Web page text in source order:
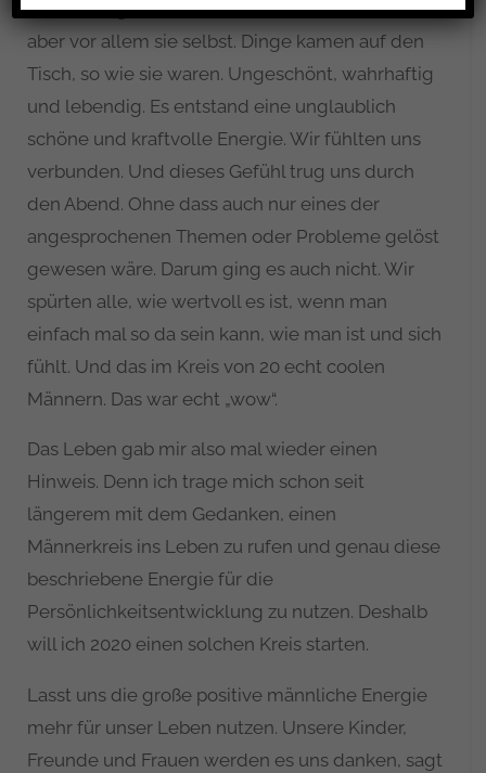
absolut ungewöhnlich war. Das berührte mich,
aber vor allem sie selbst. Dinge kamen auf den
Tisch, so wie sie waren. Ungeschönt, wahrhaftig
und lebendig. Es entstand eine unglaublich
schöne und kraftvolle Energie. Wir fühlten uns
verbunden. Und dieses Gefühl trug uns durch
den Abend. Ohne dass auch nur eines der
angesprochenen Themen oder Probleme gelöst
gewesen wäre. Darum ging es auch nicht. Wir
spürten alle, wie wertvoll es ist, wenn man
einfach mal so da sein kann, wie man ist und sich
fühlt. Und das im Kreis von 20 echt coolen
Männern. Das war echt „wow“.
Das Leben gab mir also mal wieder einen
Hinweis. Denn ich trage mich schon seit
längerem mit dem Gedanken, einen
Männerkreis ins Leben zu rufen und genau diese
beschriebene Energie für die
Persönlichkeitsentwicklung zu nutzen. Deshalb
will ich 2020 einen solchen Kreis starten.
Lasst uns die große positive männliche Energie
mehr für unser Leben nutzen. Unsere Kinder,
Freunde und Frauen werden es uns danken, sagt